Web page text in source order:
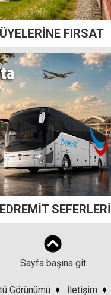
FIRSAT
SEFERLERİ
Sayfa başına git
Görünümü ♦ İletişim ♦